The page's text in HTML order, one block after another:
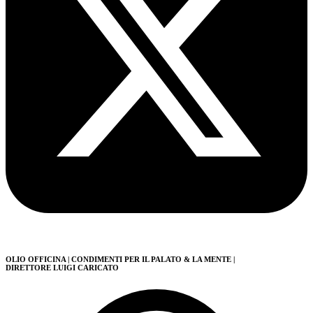
OLIO OFFICINA | CONDIMENTI PER IL PALATO & LA MENTE |
DIRETTORE LUIGI CARICATO